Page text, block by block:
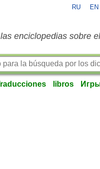
RU EN
enciclopedias sobre el
libros